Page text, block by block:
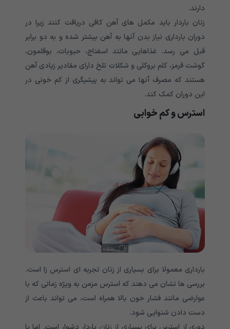
دارند.
زنان باردار باید مکمل های آهن کافی دریافت کنند زیرا در
دوران بارداری نیاز بدن آنها به آهن بیشتر شده و به دو برابر
قبل می رسد. غذاهایی مانند اسفناج، حبوبات، بوقلمون،
گوشت قرمز، کلم بروکلی و شکلات تلخ دارای مقادیر زیادی آهن
هستند که مصرف آنها می تواند به پیشیگری از کم خونی در
این دوران کمک کند.
استرس و کم خوابی
بارداری معمولا برای بسیاری از زنان تجربه ای استرس زا است.
بررسی ها نشان می دهند که استرس مزمن به ویژه زمانی که با
عوارضی مانند فشار خون بالا همراه است، می تواند باعث از
دست دادن شنوایی شود.